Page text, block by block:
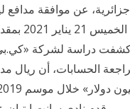
جزائرية، عن موافقة مدافع